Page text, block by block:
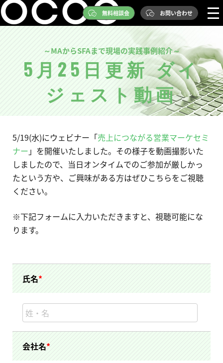
無料相談会 お問い合わせ
～MAからSFAまで現場の実践事例紹介～
5月25日更新 ダイ
ジェスト動画
5/19(水)にウェビナー「売上につながる営業マーケセミ
ナー 」を開催いたしました。その様子を動画撮影いた
しましたので、当日オンタイムでのご参加が厳しかっ
たという方や、ご興味がある方はぜひこちらをご視聴
ください。
※下記フォームに入力いただきますと、視聴可能にな
ります。
氏名*
会社名*